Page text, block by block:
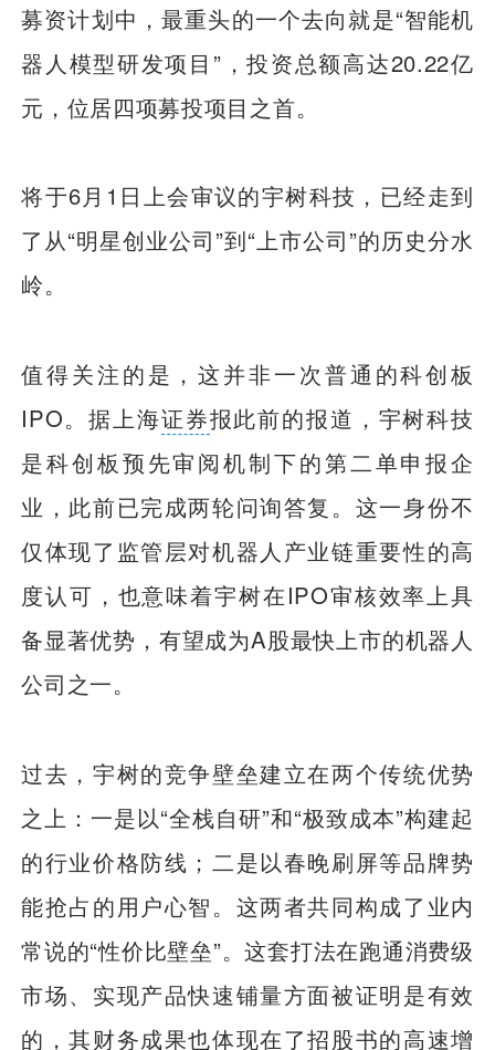
募资计划中，最重头的一个去向就是“智能机
器人模型研发项目”，投资总额高达20.22亿
元，位居四项募投项目之首。
将于6月1日上会审议的宇树科技，已经走到
了从“明星创业公司”到“上市公司”的历史分水
岭。
值得关注的是，这并非一次普通的科创板
IPO。据上海证券报此前的报道，宇树科技
是科创板预先审阅机制下的第二单申报企
业，此前已完成两轮问询答复。这一身份不
仅体现了监管层对机器人产业链重要性的高
度认可，也意味着宇树在IPO审核效率上具
备显著优势，有望成为A股最快上市的机器人
公司之一。
过去，宇树的竞争壁垒建立在两个传统优势
之上：一是以“全栈自研”和“极致成本”构建起
的行业价格防线；二是以春晚刷屏等品牌势
能抢占的用户心智。这两者共同构成了业内
常说的“性价比壁垒”。这套打法在跑通消费级
市场、实现产品快速铺量方面被证明是有效
的，其财务成果也体现在了招股书的高速增